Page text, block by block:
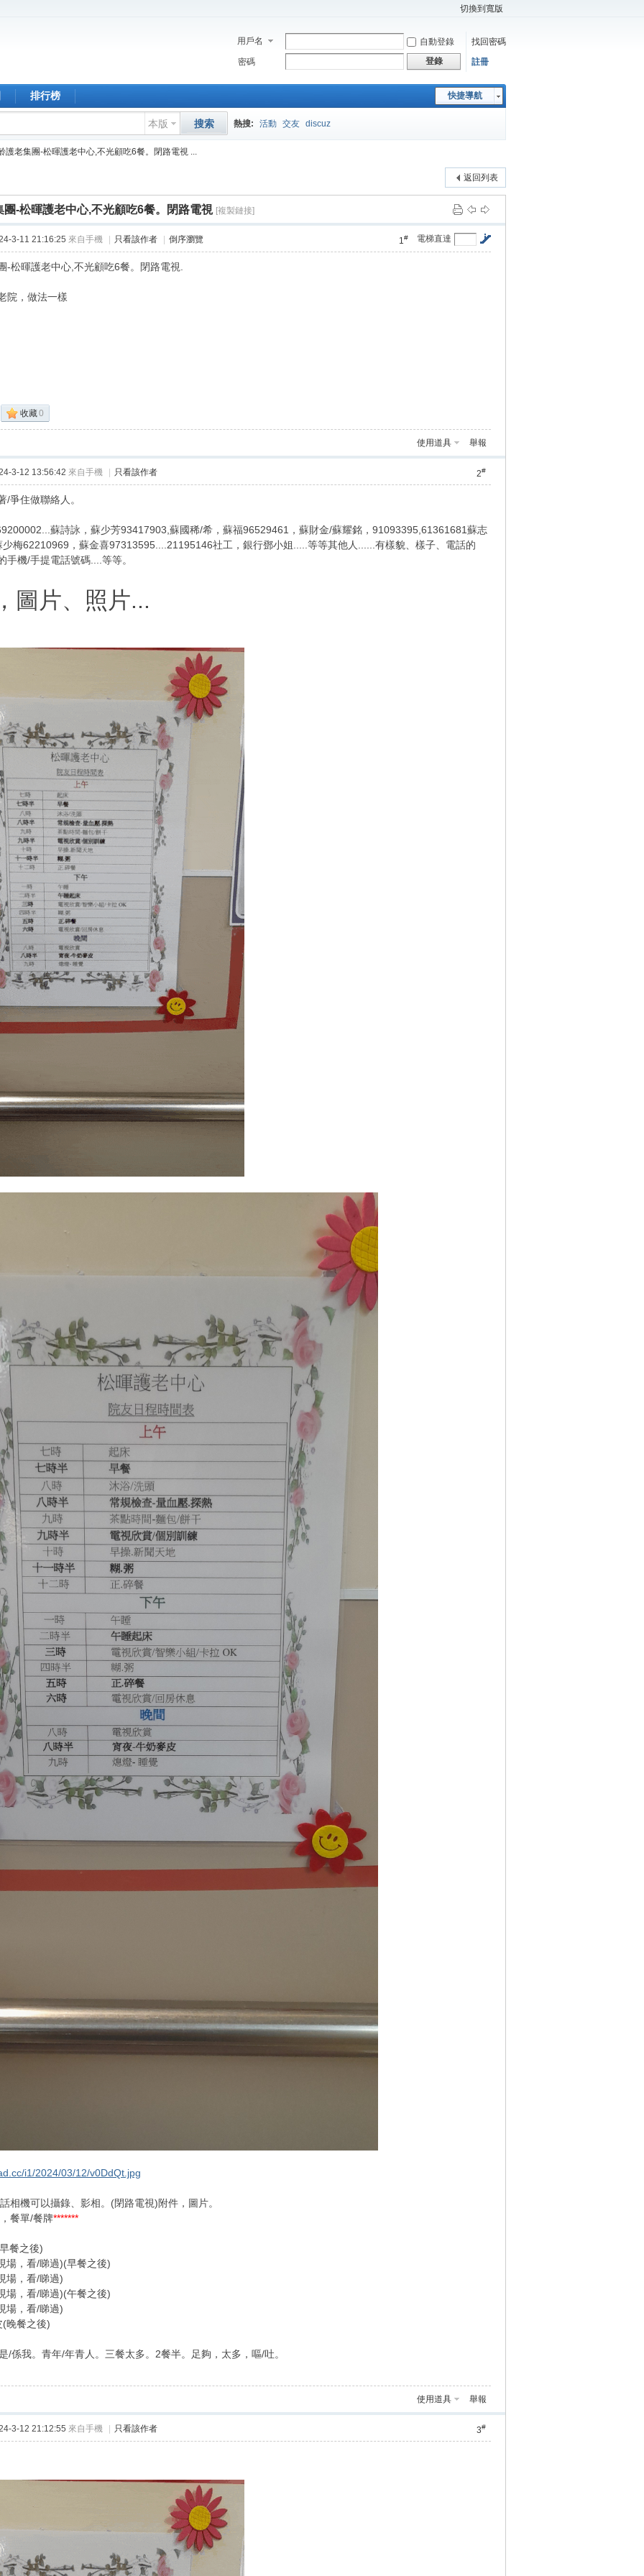
切換到寬版
用戶名 自動登錄
找回密碼
密碼
登錄 註冊
快捷導航
排行榜
本版 搜索 熱搜: 活動 交友 discuz
護老集團-松暉護老中心,不光顧吃6餐。閉路電視 ...
返回列表
團-松暉護老中心,不光顧吃6餐。閉路電視 [複製鏈接]
電梯直達
1#
3-11 21:16:25 來自手機 只看該作者 倒序瀏覽
-松暉護老中心,不光顧吃6餐。閉路電視.
院，做法一樣
收藏0
使用道具 舉報
2#
3-12 13:56:42 來自手機 只看該作者
/爭住做聯絡人。
蘇詩詠，蘇少芳93417903,蘇國稀/希，蘇福96529461，蘇財金/蘇耀銘，91093395,61361681蘇志
少梅62210969，蘇金喜97313595....21195146社工，銀行鄧小姐.....等等其他人......有樣貌、樣子、電話的
手機/手提電話號碼....等等。
圖片、照片...
i1/2024/03/12/v0DdQt.jpg
相機可以攝錄、影相。(閉路電視)附件，圖片。
餐單/餐牌*******
餐之後)
場，看/睇過)(早餐之後)
場，看/睇過)
場，看/睇過)(午餐之後)
場，看/睇過)
晚餐之後)
/係我。青年/年青人。三餐太多。2餐半。足夠，太多，嘔/吐。
使用道具 舉報
3#
3-12 21:12:55 來自手機 只看該作者